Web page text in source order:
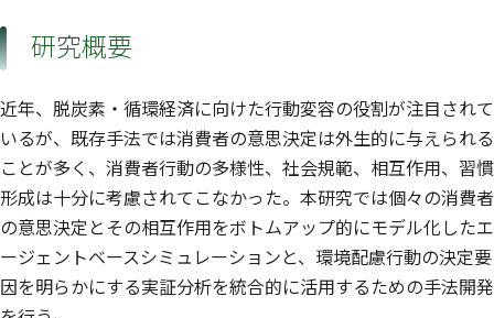
研究概要
近年、脱炭素・循環経済に向けた行動変容の役割が注目されて
いるが、既存手法では消費者の意思決定は外生的に与えられる
ことが多く、消費者行動の多様性、社会規範、相互作用、習慣
形成は十分に考慮されてこなかった。本研究では個々の消費者
の意思決定とその相互作用をボトムアップ的にモデル化したエ
ージェントベースシミュレーションと、環境配慮行動の決定要
因を明らかにする実証分析を統合的に活用するための手法開発